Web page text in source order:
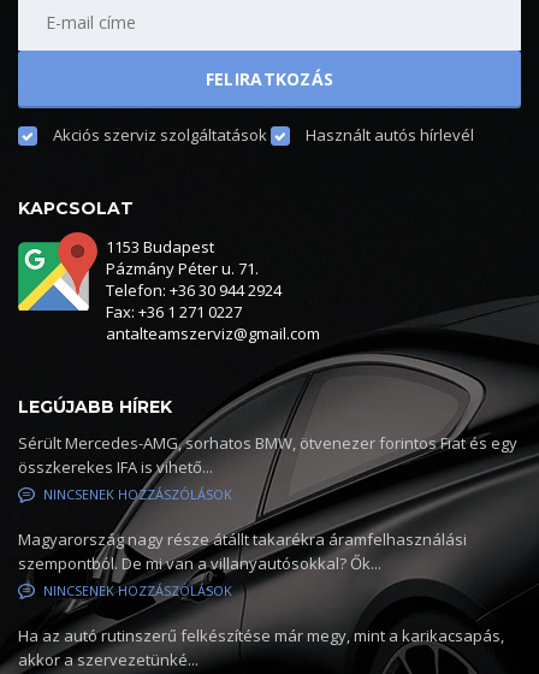
Akciós szerviz szolgáltatások Használt autós hírlevél
KAPCSOLAT
1153 Budapest
Pázmány Péter u. 71.
Telefon: +36 30 944 2924
Fax: +36 1 271 0227
antalteamszerviz@gmail.com
LEGÚJABB HÍREK
Sérült Mercedes-AMG, sorhatos BMW, ötvenezer forintos Fiat és egy
összkerekes IFA is vihető...
NINCSENEK HOZZÁSZÓLÁSOK
Magyarország nagy része átállt takarékra áramfelhasználási
szempontból. De mi van a villanyautósokkal? Ők...
NINCSENEK HOZZÁSZÓLÁSOK
Ha az autó rutinszerű felkészítése már megy, mint a karikacsapás,
akkor a szervezetünké...